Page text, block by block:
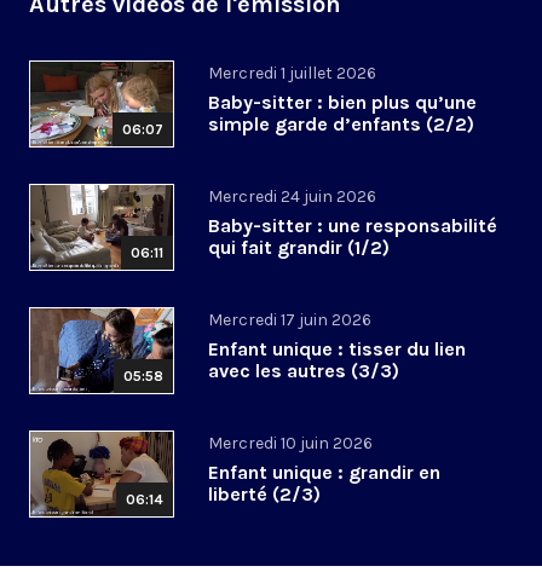
06:07
Mercredi 1 juillet 2026
Baby-sitter : bien plus qu’une
simple garde d’enfants (2/2)
06:11
Mercredi 24 juin 2026
Baby-sitter : une responsabilité
qui fait grandir (1/2)
05:58
Mercredi 17 juin 2026
Enfant unique : tisser du lien
avec les autres (3/3)
06:14
Mercredi 10 juin 2026
Enfant unique : grandir en
liberté (2/3)